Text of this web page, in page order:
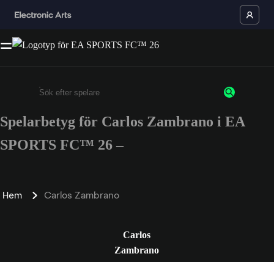
Ange minst 3 tecken eller siffror
Spelarbetyg för Carlos Zambrano i EA
SPORTS FC™ 26 –
Hem Carlos Zambrano
Carlos
Zambrano